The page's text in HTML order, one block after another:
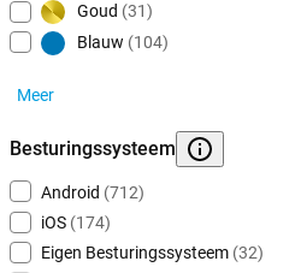
Goud (31)
Blauw (104)
Meer
Besturingssysteem
Android (712)
iOS (174)
Eigen Besturingssysteem (32)